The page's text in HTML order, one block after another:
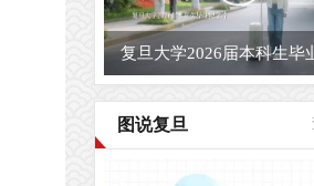
复旦大学2026届本科生毕
图说复旦